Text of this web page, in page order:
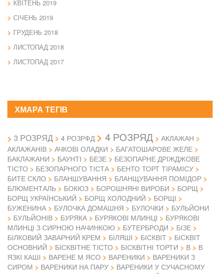
КВІТЕНЬ 2019
СІЧЕНЬ 2019
ГРУДЕНЬ 2018
ЛИСТОПАД 2018
ЛИСТОПАД 2017
ХМАРА ТЕГІВ
3 РОЗРЯД 4 РОЗРФД 4 РОЗРЯД
АКЛАЖАН
АКЛАЖАНІВ
АЧКОВІ ОЛАДКИ
БАГАТОШАРОВЕ ЖЕЛЕ
БАКЛАЖАНИ
БАУНТІ БЕЗЕ
БЕЗОПАРНЕ ДРІЖДЖОВЕ
ТІСТО
БЕЗОПАРНОГО ТІСТА
БЕНТО ТОРТ ТІРАМІСУ
БИТЕ СКЛО
БЛАНШУВАННЯ
БЛАНЩУВАННЯ ПОМІДОР
БЛЮМЕНТАЛЬ
БОКЮЗ БОРОШНЯНІ ВИРОБИ
БОРЩ
БОРЩ УКРАЇНСЬКИЙ
БОРЩ ХОЛОДНИЙ
БОРЩІ
БУЖЕНИНА
БУЛОЧКА ДОМАШНЯ БУЛОЧКИ
БУЛЬЙОНИ
БУЛЬЙОНІВ
БУРЯКА БУРЯКОВІ МЛИНЦІ
БУРЯКОВІ
МЛИНЦІ З СИРНОЮ НАЧИНКОЮ
БУТЕРБРОДИ
БІЗЕ
БІЛКОВИЙ ЗАВАРНИЙ КРЕМ
БІЛЯШІ БІСКВІТ
БІСКВІТ
ОСНОВНИЙ
БІСКВІТНЕ ТІСТО БІСКВІТНІ ТОРТИ В
В
ЯЗКІ КАШІ
ВАРЕНЕ М ЯСО ВАРЕНИКИ
ВАРЕНИКИ З
СИРОМ
ВАРЕНИКИ НА ПАРУ
ВАРЕНИКИ У СУЧАСНОМУ